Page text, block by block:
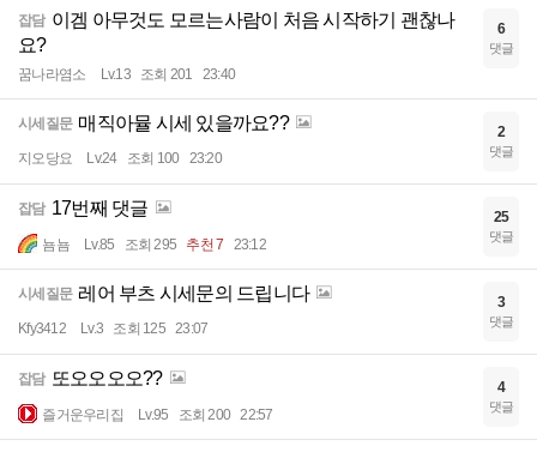
잡담 이겜 아무것도 모르는사람이 처음 시작하기 괜찮나
요?
꿈나라염소 Lv.13 조회 201 23:40
6
댓글
시세질문 매직아뮬 시세 있을까요??
지오당요 Lv.24 조회 100 23:20
2
댓글
잡담 17번째 댓글
뇸뇸 Lv.85 조회 295 추천 7 23:12
25
댓글
시세질문 레어 부츠 시세문의 드립니다
Kfy3412 Lv.3 조회 125 23:07
3
댓글
잡담 또오오오오??
즐거운우리집 Lv.95 조회 200 22:57
4
댓글